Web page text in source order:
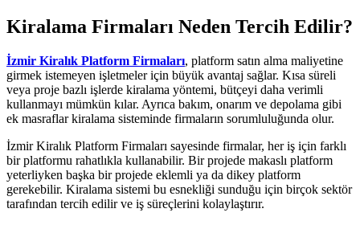
Kiralama Firmaları Neden Tercih Edilir?
İzmir Kiralık Platform Firmaları, platform satın alma maliyetine
girmek istemeyen işletmeler için büyük avantaj sağlar. Kısa süreli
veya proje bazlı işlerde kiralama yöntemi, bütçeyi daha verimli
kullanmayı mümkün kılar. Ayrıca bakım, onarım ve depolama gibi
ek masraflar kiralama sisteminde firmaların sorumluluğunda olur.
İzmir Kiralık Platform Firmaları sayesinde firmalar, her iş için farklı
bir platformu rahatlıkla kullanabilir. Bir projede makaslı platform
yeterliyken başka bir projede eklemli ya da dikey platform
gerekebilir. Kiralama sistemi bu esnekliği sunduğu için birçok sektör
tarafından tercih edilir ve iş süreçlerini kolaylaştırır.